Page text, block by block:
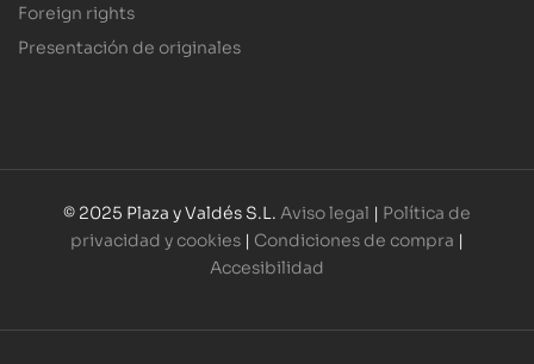
Foreign rights
Presentación de originales
© 2025 Plaza y Valdés S.L. Aviso legal | Política de
privacidad y cookies | Condiciones de compra |
Accesibilidad